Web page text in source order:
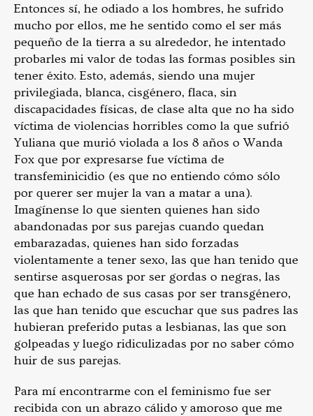
Entonces sí, he odiado a los hombres, he sufrido
mucho por ellos, me he sentido como el ser más
pequeño de la tierra a su alrededor, he intentado
probarles mi valor de todas las formas posibles sin
tener éxito. Esto, además, siendo una mujer
privilegiada, blanca, cisgénero, flaca, sin
discapacidades físicas, de clase alta que no ha sido
víctima de violencias horribles como la que sufrió
Yuliana que murió violada a los 8 años o Wanda
Fox que por expresarse fue víctima de
transfeminicidio (es que no entiendo cómo sólo
por querer ser mujer la van a matar a una).
Imagínense lo que sienten quienes han sido
abandonadas por sus parejas cuando quedan
embarazadas, quienes han sido forzadas
violentamente a tener sexo, las que han tenido que
sentirse asquerosas por ser gordas o negras, las
que han echado de sus casas por ser transgénero,
las que han tenido que escuchar que sus padres las
hubieran preferido putas a lesbianas, las que son
golpeadas y luego ridiculizadas por no saber cómo
huir de sus parejas.
Para mí encontrarme con el feminismo fue ser
recibida con un abrazo cálido y amoroso que me